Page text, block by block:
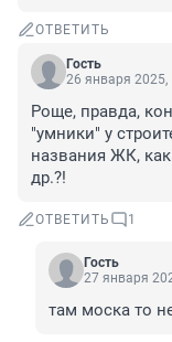
ОТВЕТИТЬ
Гость
26 января 2025,
Роще, правда,
"умники" у
названия ЖК,
др.?!
ОТВЕТИТЬ 1
Гость
27 января
там моска то